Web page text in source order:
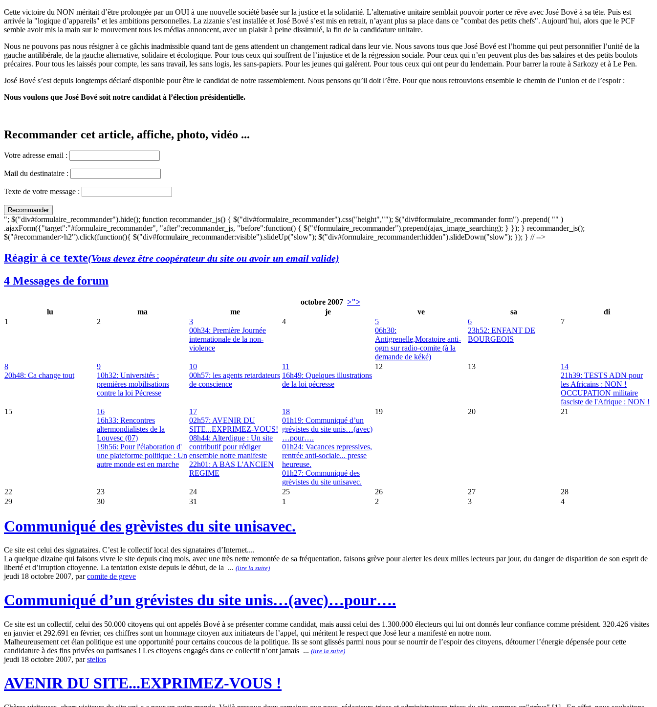
Cette victoire du NON méritait d’être prolongée par un OUI à une nouvelle société basée sur la justice et la solidarité. L’alternative unitaire semblait pouvoir porter ce rêve avec José Bové à sa tête. Puis est
arrivée la "logique d’appareils" et les ambitions personnelles. La zizanie s’est installée et José Bové s’est mis en retrait, n’ayant plus sa place dans ce "combat des petits chefs". Aujourd’hui, alors que le PCF
semble avoir mis la main sur le mouvement tous les médias annoncent, avec un plaisir à peine dissimulé, la fin de la candidature unitaire.
Nous ne pouvons pas nous résigner à ce gâchis inadmissible quand tant de gens attendent un change­ment radical dans leur vie. Nous savons tous que José Bové est l’homme qui peut personnifier l’unité de la
gauche antilibérale, de la gauche alternative, solidaire et écologique. Pour tous ceux qui souffrent de l’injustice et de la régression sociale. Pour ceux qui n’en peuvent plus des bas salaires et des petits boulots
précaires. Pour tous les laissés pour compte, les sans travail, les sans logis, les sans-papiers. Pour les jeunes qui galèrent. Pour tous ceux qui ont peur du lendemain. Pour barrer la route à Sarkozy et à Le Pen.
José Bové s’est depuis longtemps déclaré disponible pour être le candidat de notre rassemblement. Nous pensons qu’il doit l’être. Pour que nous retrouvions ensemble le chemin de l’union et de l’espoir :
Nous voulons que José Bové soit notre candidat à l’élection présidentielle.
Recommander cet article, affiche, photo, vidéo ...
Votre adresse email :
Mail du destinataire :
Texte de votre message :
"; $("div#formulaire_recommander").hide(); function recommander_js() { $("div#formulaire_recommander").css("height",""); $("div#formulaire_recommander form") .prepend( "" )
.ajaxForm({"target":"#formulaire_recommander", "after":recommander_js, "before":function() { $("#formulaire_recommander").prepend(ajax_image_searching); } }); } recommander_js();
$("#recommander>h2").click(function(){ $("div#formulaire_recommander:visible").slideUp("slow"); $("div#formulaire_recommander:hidden").slideDown("slow"); }); } // -->
Réagir à ce texte(Vous devez être coopérateur du site ou avoir un email valide)
4 Messages de forum
octobre 2007 >">
lu
ma me je ve sa
di
1
2
3
00h34: Première Journée
internationale de la non-
violence
4
5
06h30:
Antigrenelle,Moratoire anti-
ogm sur radio-comite (à la
demande de kéké)
6
23h52: ENFANT DE
BOURGEOIS
7
8
20h48: Ca change tout
9
10h32: Universités :
premières mobilisations
contre la loi Pécresse
10
00h57: les agents retardateurs
de conscience
11
16h49: Quelques illustrations
de la loi pécresse
12 13
14
21h39: TESTS ADN pour
les Africains : NON !
OCCUPATION militaire
fasciste de l'Afrique : NON !
15
16
16h33: Rencontres
altermondialistes de la
Louvesc (07)
19h56: Pour l'élaboration d'
une plateforme politique : Un
autre monde est en marche
17
02h57: AVENIR DU
SITE...EXPRIMEZ-VOUS!
08h44: Alterdigue : Un site
contributif pour rédiger
ensemble notre manifeste
22h01: A BAS L'ANCIEN
REGIME
18
01h19: Communiqué d’un
grévistes du site unis…(avec)
…pour….
01h24: Vacances repressives,
rentrée anti-sociale... presse
heureuse.
01h27: Communiqué des
grèvistes du site unisavec.
19 20 21
22 23 24 25 26 27
28
29
30 31 1 2 3 4
Communiqué des grèvistes du site unisavec.
Ce site est celui des signataires. C’est le collectif local des signataires d’Internet....
La quelque dizaine qui faisons vivre le site depuis cinq mois, avec une très nette remontée de sa fréquentation, faisons grève pour alerter les deux milles lecteurs par jour, du danger de disparition de son esprit de
liberté et d’irruption citoyenne. La tentation existe depuis le début, de la ... (lire la suite)
jeudi 18 octobre 2007, parcomite de greve
Communiqué d’un grévistes du site unis…(avec)…pour….
Ce site est un collectif, celui des 50.000 citoyens qui ont appelés Bové à se présenter comme candidat, mais aussi celui des 1.300.000 électeurs qui lui ont donnés leur confiance comme président. 320.426 visites
en janvier et 292.691 en février, ces chiffres sont un hommage citoyen aux initiateurs de l’appel, qui méritent le respect que José leur a manifesté en notre nom.
Malheureusement cet élan politique est une opportunité pour certains coucous de la politique. Ils se sont glissés parmi nous pour se nourrir de l’espoir des citoyens, détourner l’énergie dépensée pour cette
candidature à des fins privées ou partisanes ! Les citoyens engagés dans ce collectif n’ont jamais ... (lire la suite)
jeudi 18 octobre 2007, parstelios
AVENIR DU SITE...EXPRIMEZ-VOUS !